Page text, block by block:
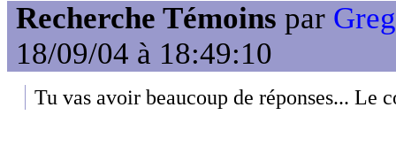
Recherche Témoins par
18/09/04 à 18:49:10
Tu vas avoir beaucoup de réponses... Le